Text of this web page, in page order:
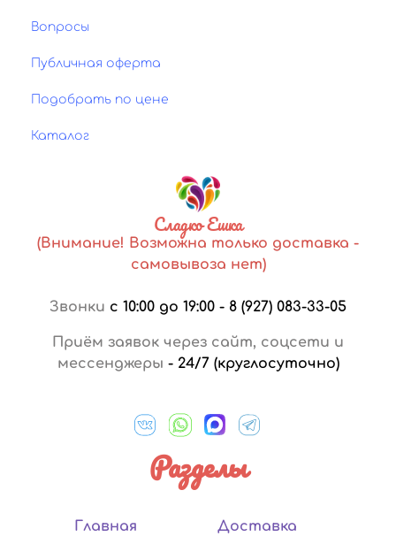
Вопросы
Публичная оферта
Подобрать по цене
Каталог
Сладко Ешка
(Внимание! Возможна только доставка -
самовывоза нет)
Звонки с 10:00 до 19:00 - 8 (927) 083-33-05
Приём заявок через сайт, соцсети и
мессенджеры - 24/7 (круглосуточно)
Разделы
Главная
Доставка